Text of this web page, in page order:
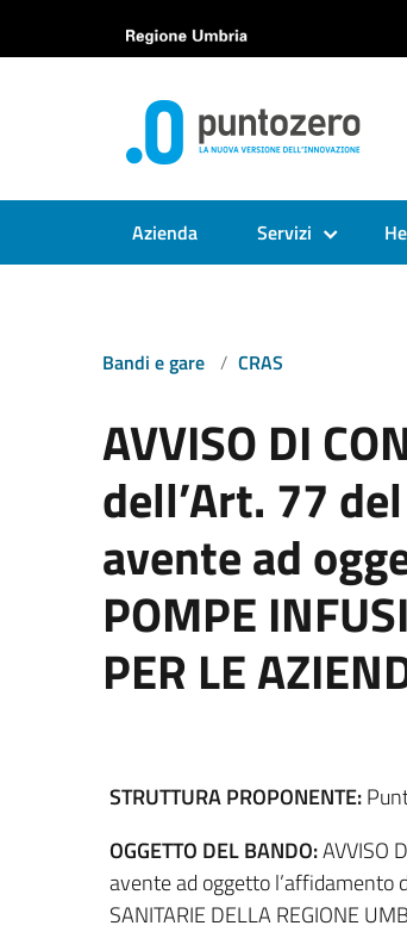
Azienda Servizi
Bandi e gare CRAS
AVVISO DI
dell’Art. 77
avente ad
POMPE
PER LE
STRUTTURA PROPONENTE:
OGGETTO DEL BANDO:AVVISO
avente ad oggetto l’affidamento
SANITARIE DELLA REGIONE